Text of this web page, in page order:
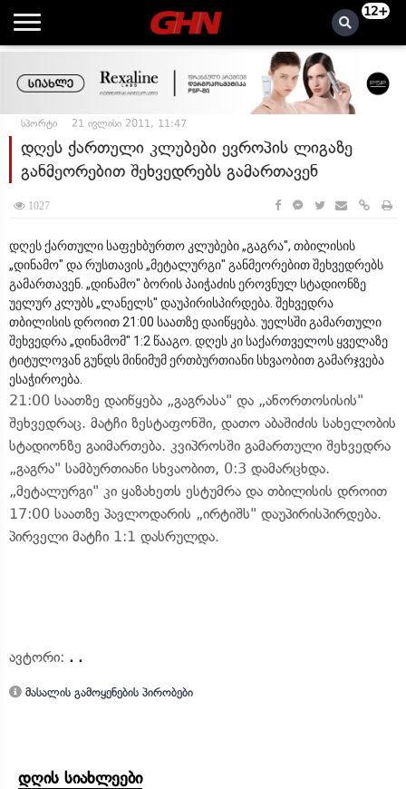
12+
სპორტი 21 ივლისი 2011, 11:47
დღეს ქართული კლუბები ევროპის ლიგაზე
განმეორებით შეხვედრებს გამართავენ
1027
დღეს ქართული საფეხბურთო კლუბები „გაგრა", თბილისის
„დინამო" და რუსთავის „მეტალურგი" განმეორებით შეხვედრებს
გამართავენ. „დინამო" ბორის პაიჭაძის ეროვნულ სტადიონზე
უელურ კლუბს „ლანელს" დაუპირისპირდება. შეხვედრა
თბილისის დროით 21:00 საათზე დაიწყება. უელსში გამართული
შეხვედრა „დინამომ" 1:2 წააგო. დღეს კი საქართველოს ყველაზე
ტიტულოვან გუნდს მინიმუმ ერთბურთიანი სხვაობით გამარჯვება
ესაჭიროება.
21:00 საათზე დაიწყება „გაგრასა" და „ანორთოსისის"
შეხვედრაც. მატჩი ზესტაფონში, დათო აბაშიძის სახელობის
სტადიონზე გაიმართება. კვიპროსში გამართული შეხვედრა
„გაგრა" სამბურთიანი სხვაობით, 0:3 დამარცხდა.
„მეტალურგი" კი ყაზახეთს ესტუმრა და თბილისის დროით
17:00 საათზე პავლოდარის „ირტიშს" დაუპირისპირდება.
პირველი მატჩი 1:1 დასრულდა.
ავტორი: . .
მასალის გამოყენების პირობები
დღის სიახლეები